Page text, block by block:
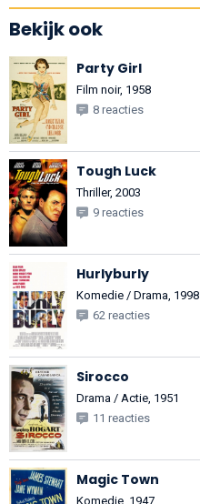
Bekijk ook
Party Girl
Film noir, 1958
8 reacties
Tough Luck
Thriller, 2003
9 reacties
Hurlyburly
Komedie / Drama, 1998
62 reacties
Sirocco
Drama / Actie, 1951
11 reacties
Magic Town
Komedie, 1947